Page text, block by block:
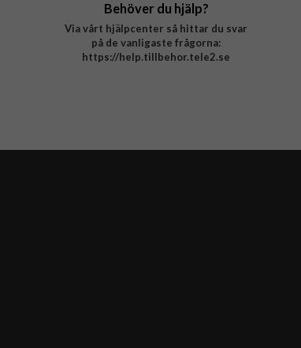
Behöver du hjälp?
Via vårt hjälpcenter så hittar du svar
på de vanligaste frågorna:
https://help.tillbehor.tele2.se